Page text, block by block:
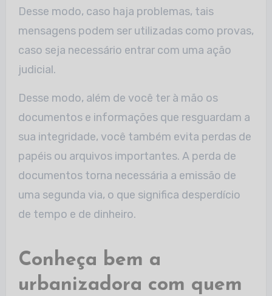
Desse modo, caso haja problemas, tais
mensagens podem ser utilizadas como provas,
caso seja necessário entrar com uma ação
judicial.
Desse modo, além de você ter à mão os
documentos e informações que resguardam a
sua integridade, você também evita perdas de
papéis ou arquivos importantes. A perda de
documentos torna necessária a emissão de
uma segunda via, o que significa desperdício
de tempo e de dinheiro.
Conheça bem a
urbanizadora com quem